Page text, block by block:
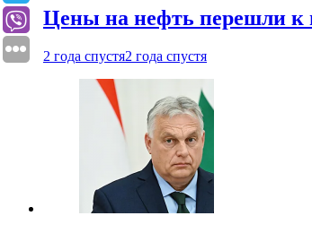
Цены на нефть перешли к
2 года спустя2 года спустя